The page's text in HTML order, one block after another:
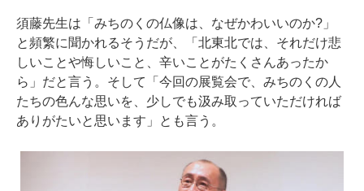
須藤先生は「みちのくの仏像は、なぜかわいいのか?」
と頻繁に聞かれるそうだが、「北東北では、それだけ悲
しいことや悔しいこと、辛いことがたくさんあったか
ら」だと言う。そして「今回の展覧会で、みちのくの人
たちの色んな思いを、少しでも汲み取っていただければ
ありがたいと思います」とも言う。